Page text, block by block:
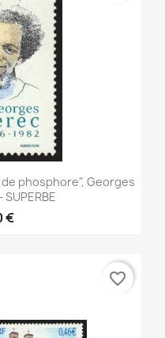
phosphore", Georges
€
favorite_border